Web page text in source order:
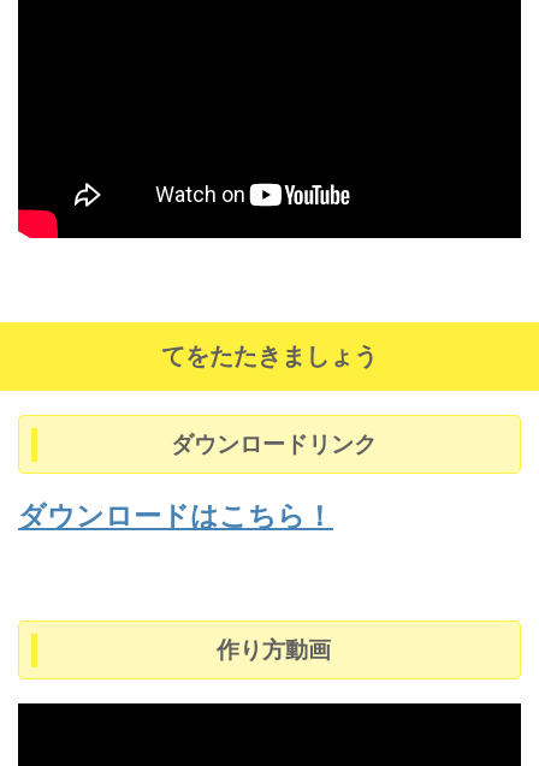
てをたたきましょう
ダウンロードリンク
ダウンロードはこちら！
作り方動画